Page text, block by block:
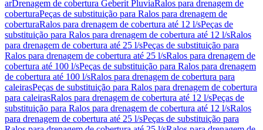
arDrenagem de cobertura Geberit PluviaRalos para drenagem de
coberturaPeças de substituição para Ralos para drenagem de
coberturaRalos para drenagem de cobertura até 12 l/sPeças de
substituição para Ralos para drenagem de cobertura até 12 l/sRalos
para drenagem de cobertura até 25 l/sPeças de substituição para
Ralos para drenagem de cobertura até 25 l/sRalos para drenagem de
cobertura até 100 l/sPeças de substituição para Ralos para drenagem
de cobertura até 100 l/sRalos para drenagem de cobertura para
caleirasPeças de substituição para Ralos para drenagem de cobertura
para caleirasRalos para drenagem de cobertura até 12 l/sPeças de
substituição para Ralos para drenagem de cobertura até 12 l/sRalos
para drenagem de cobertura até 25 l/sPeças de substituição para